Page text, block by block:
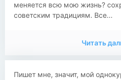
меняется всю мою жизнь?
советским традициям. Все...
Читать
Пишет мне, значит, мой